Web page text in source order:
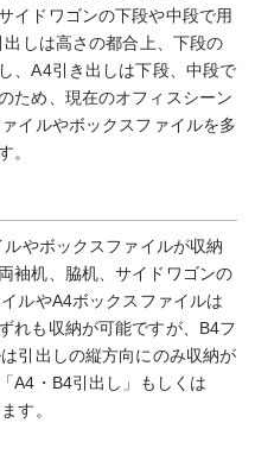
イドワゴンの下段や中段で用
しは高さの都合上、下段の
、A4引き出しは下段、中段で
ため、現在のオフィスシーン
イルやボックスファイルを多
。
やボックスファイルが収納
袖机、脇机、サイドワゴンの
ルやA4ボックスファイルは
れも収納が可能ですが、B4フ
引出しの縦方向にのみ収納が
A4・B4引出し」もしくは
す。